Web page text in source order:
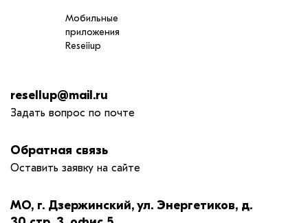
Мобильные
приложения
Reseiiup
resellup@mail.ru
Задать вопрос по почте
Обратная связь
Оставить заявку на сайте
МО, г. Дзержинский, ул. Энергетиков, д.